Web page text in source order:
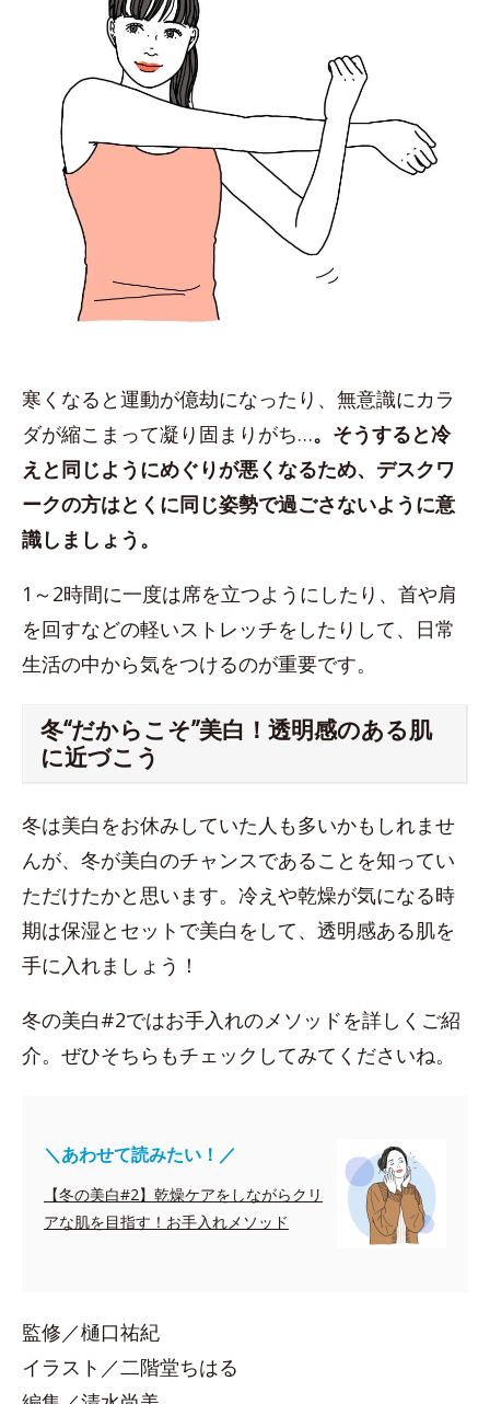
寒くなると運動が億劫になったり、無意識にカラ
ダが縮こまって凝り固まりがち…。そうすると冷
えと同じようにめぐりが悪くなるため、デスクワ
ークの方はとくに同じ姿勢で過ごさないように意
識しましょう。
1～2時間に一度は席を立つようにしたり、首や肩
を回すなどの軽いストレッチをしたりして、日常
生活の中から気をつけるのが重要です。
冬“だからこそ”美白！透明感のある肌
に近づこう
冬は美白をお休みしていた人も多いかもしれませ
んが、冬が美白のチャンスであることを知ってい
ただけたかと思います。冷えや乾燥が気になる時
期は保湿とセットで美白をして、透明感ある肌を
手に入れましょう！
冬の美白#2ではお手入れのメソッドを詳しくご紹
介。ぜひそちらもチェックしてみてくださいね。
＼あわせて読みたい！／
【冬の美白#2】乾燥ケアをしながらクリ
アな肌を目指す！お手入れメソッド
監修／樋口祐紀
イラスト／二階堂ちはる